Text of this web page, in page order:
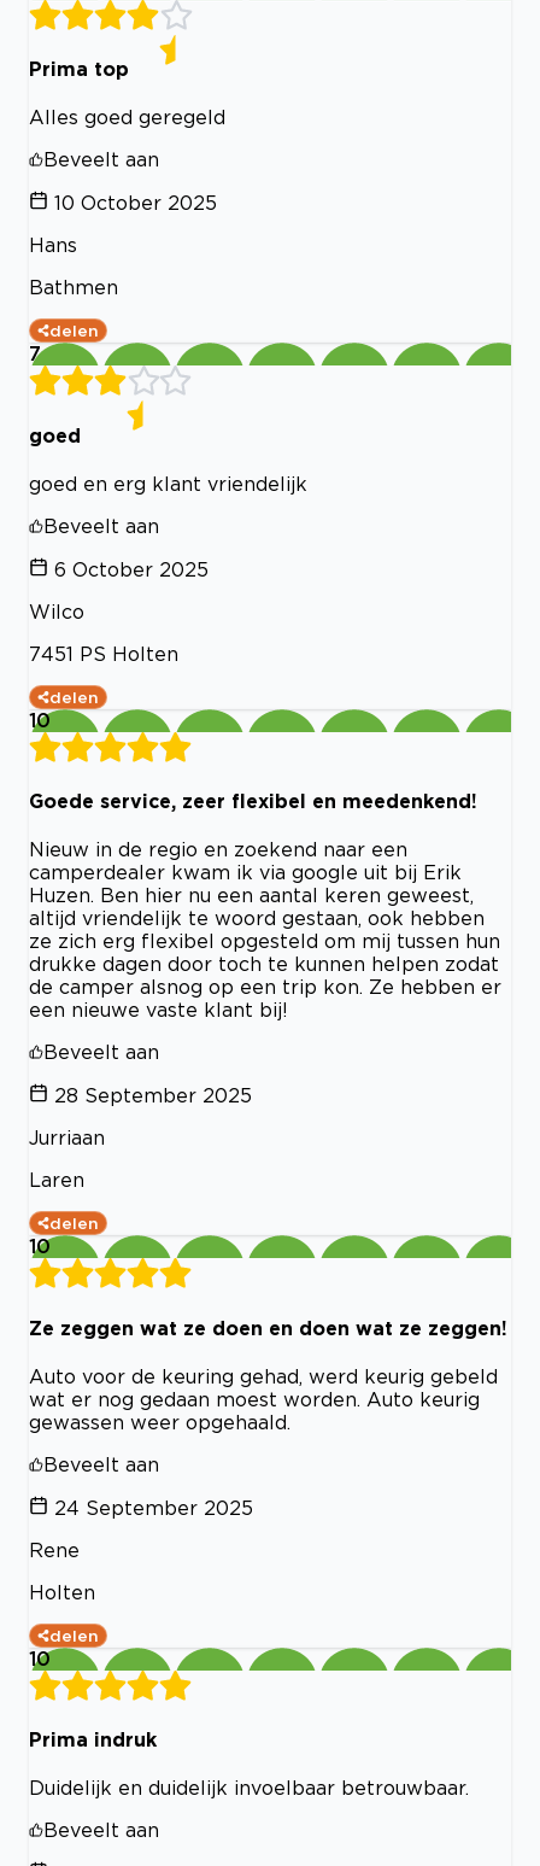
Prima top
Alles goed geregeld
Beveelt aan
10 October 2025
Hans
Bathmen
delen
7
goed
goed en erg klant vriendelijk
Beveelt aan
6 October 2025
Wilco
7451 PS Holten
delen
10
Goede service, zeer flexibel en meedenkend!
Nieuw in de regio en zoekend naar een
camperdealer kwam ik via google uit bij Erik
Huzen. Ben hier nu een aantal keren geweest,
altijd vriendelijk te woord gestaan, ook hebben
ze zich erg flexibel opgesteld om mij tussen hun
drukke dagen door toch te kunnen helpen zodat
de camper alsnog op een trip kon. Ze hebben er
een nieuwe vaste klant bij!
Beveelt aan
28 September 2025
Jurriaan
Laren
delen
10
Ze zeggen wat ze doen en doen wat ze zeggen!
Auto voor de keuring gehad, werd keurig gebeld
wat er nog gedaan moest worden. Auto keurig
gewassen weer opgehaald.
Beveelt aan
24 September 2025
Rene
Holten
delen
10
Prima indruk
Duidelijk en duidelijk invoelbaar betrouwbaar.
Beveelt aan